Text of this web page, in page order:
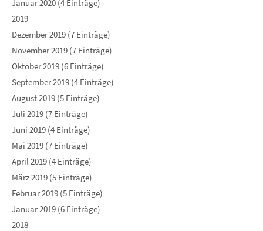
Januar 2020 (4 Einträge)
2019
Dezember 2019 (7 Einträge)
November 2019 (7 Einträge)
Oktober 2019 (6 Einträge)
September 2019 (4 Einträge)
August 2019 (5 Einträge)
Juli 2019 (7 Einträge)
Juni 2019 (4 Einträge)
Mai 2019 (7 Einträge)
April 2019 (4 Einträge)
März 2019 (5 Einträge)
Februar 2019 (5 Einträge)
Januar 2019 (6 Einträge)
2018